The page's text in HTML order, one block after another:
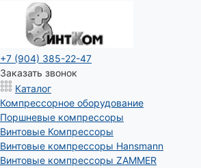
+7 (904) 385-22-47
Заказать звонок
Каталог
Компрессорное оборудование
Поршневые компрессоры
Винтовые Компрессоры
Винтовые компрессоры Hansmann
Винтовые компрессоры ZAMMER